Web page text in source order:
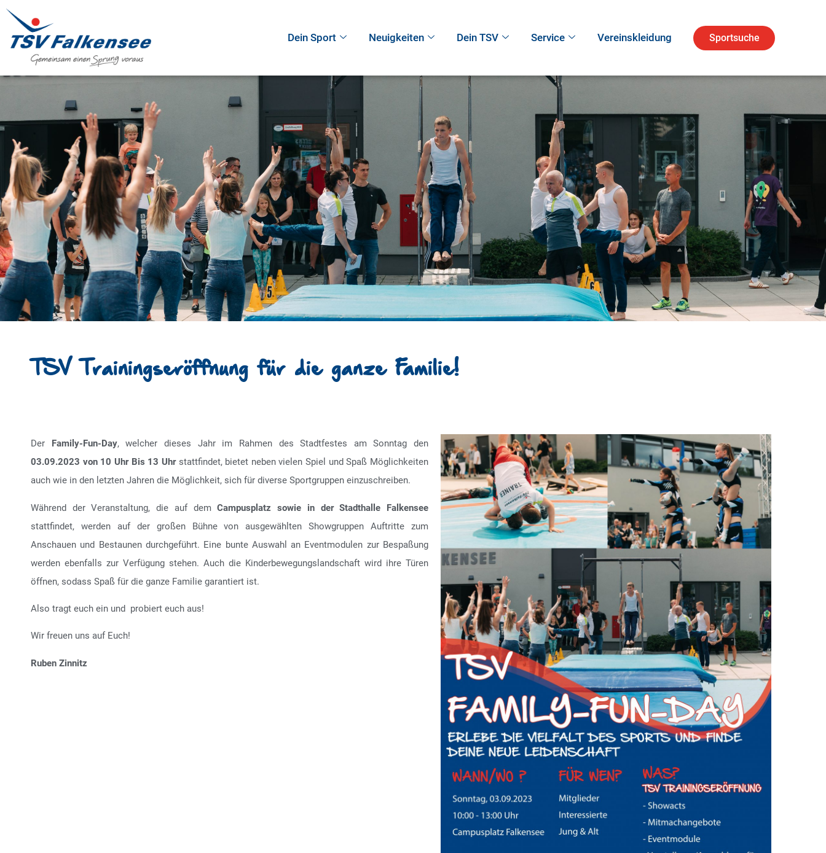
Dein Sport Neuigkeiten Dein TSV Service Vereinskleidung Sportsuche
TSV Trainingseröffnung für die ganze Familie!
Der Family-Fun-Day, welcher dieses Jahr im Rahmen des Stadtfestes am Sonntag den
03.09.2023 von 10 Uhr Bis 13 Uhrstattfindet, bietet neben vielen Spiel und Spaß Möglichkeiten
auch wie in den letzten Jahren die Möglichkeit, sich für diverse Sportgruppen einzuschreiben.
Während der Veranstaltung, die auf demCampusplatz sowie in der Stadthalle Falkensee
stattfindet, werden auf der großen Bühne von ausgewählten Showgruppen Auftritte zum
Anschauen und Bestaunen durchgeführt. Eine bunte Auswahl an Eventmodulen zur Bespaßung
werden ebenfalls zur Verfügung stehen. Auch die Kinderbewegungslandschaft wird ihre Türen
öffnen, sodass Spaß für die ganze Familie garantiert ist.
Also tragt euch ein und probiert euch aus!
Wir freuen uns auf Euch!
Ruben Zinnitz